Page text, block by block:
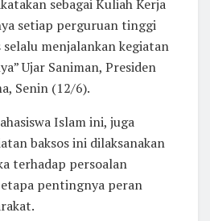
sebagai Kuliah Kerja
setiap perguruan tinggi
menjalankan kegiatan
Ujar Saniman, Presiden
Senin (12/6).
Islam ini, juga
baksos ini dilaksanakan
terhadap persoalan
pentingnya peran